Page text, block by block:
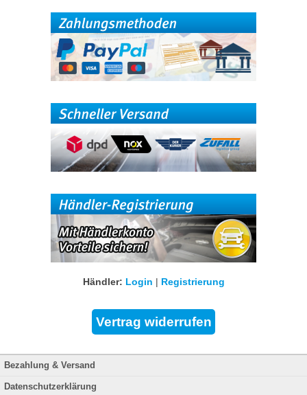
Händler: Login | Registrierung
Bezahlung & Versand
Datenschutzerklärung